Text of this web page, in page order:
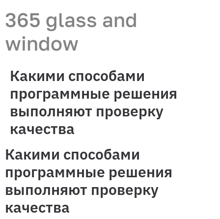
365 glass and
window
Какими способами
программные решения
выполняют проверку
качества
Какими способами
программные решения
выполняют проверку
качества